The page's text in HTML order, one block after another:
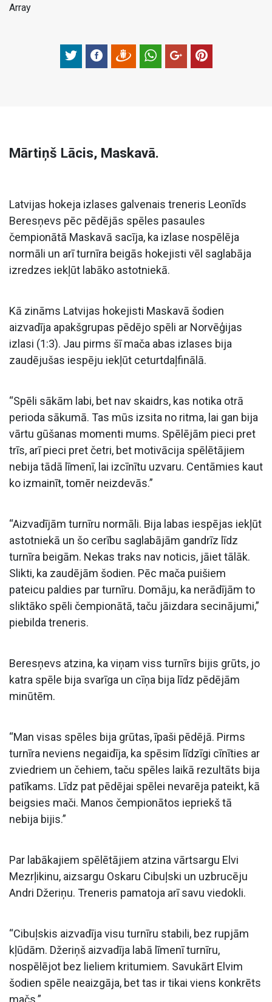
Array
Mārtiņš Lācis, Maskavā.
Latvijas hokeja izlases galvenais treneris Leonīds
Beresņevs pēc pēdējās spēles pasaules
čempionātā Maskavā sacīja, ka izlase nospēlēja
normāli un arī turnīra beigās hokejisti vēl saglabāja
izredzes iekļūt labāko astotniekā.
Kā zināms Latvijas hokejisti Maskavā šodien
aizvadīja apakšgrupas pēdējo spēli ar Norvēģijas
izlasi (1:3). Jau pirms šī mača abas izlases bija
zaudējušas iespēju iekļūt ceturtdaļfinālā.
“Spēli sākām labi, bet nav skaidrs, kas notika otrā
perioda sākumā. Tas mūs izsita no ritma, lai gan bija
vārtu gūšanas momenti mums. Spēlējām pieci pret
trīs, arī pieci pret četri, bet motivācija spēlētājiem
nebija tādā līmenī, lai izcīnītu uzvaru. Centāmies kaut
ko izmainīt, tomēr neizdevās.”
“Aizvadījām turnīru normāli. Bija labas iespējas iekļūt
astotniekā un šo cerību saglabājām gandrīz līdz
turnīra beigām. Nekas traks nav noticis, jāiet tālāk.
Slikti, ka zaudējām šodien. Pēc mača puišiem
pateicu paldies par turnīru. Domāju, ka nerādījām to
sliktāko spēli čempionātā, taču jāizdara secinājumi,”
piebilda treneris.
Beresņevs atzina, ka viņam viss turnīrs bijis grūts, jo
katra spēle bija svarīga un cīņa bija līdz pēdējām
minūtēm.
“Man visas spēles bija grūtas, īpaši pēdējā. Pirms
turnīra neviens negaidīja, ka spēsim līdzīgi cīnīties ar
zviedriem un čehiem, taču spēles laikā rezultāts bija
patīkams. Līdz pat pēdējai spēlei nevarēja pateikt, kā
beigsies mači. Manos čempionātos iepriekš tā
nebija bijis.”
Par labākajiem spēlētājiem atzina vārtsargu Elvi
Mezrļikinu, aizsargu Oskaru Cibuļski un uzbrucēju
Andri Džeriņu. Treneris pamatoja arī savu viedokli.
“Cibuļskis aizvadīja visu turnīru stabili, bez rupjām
kļūdām. Džeriņš aizvadīja labā līmenī turnīru,
nospēlējot bez lieliem kritumiem. Savukārt Elvim
šodien spēle neaizgāja, bet tas ir tikai viens konkrēts
mačs.”